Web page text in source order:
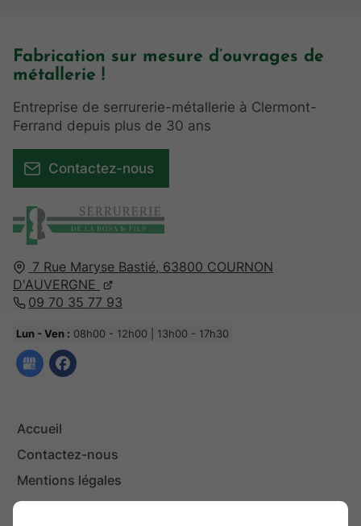
7 Rue Maryse Bastié, 63800 COURNON
D'AUVERGNE
09 70 35 77 93
Lun - Ven : 08h00 - 12h00 | 13h00 - 17h30
Accueil
Contactez-nous
Mentions légales
Plan du site
Fabrication sur mesure d’ouvrages de
métallerie !
Entreprise de serrurerie-métallerie à Clermont-
Ferrand depuis plus de 30 ans
Contactez-nous